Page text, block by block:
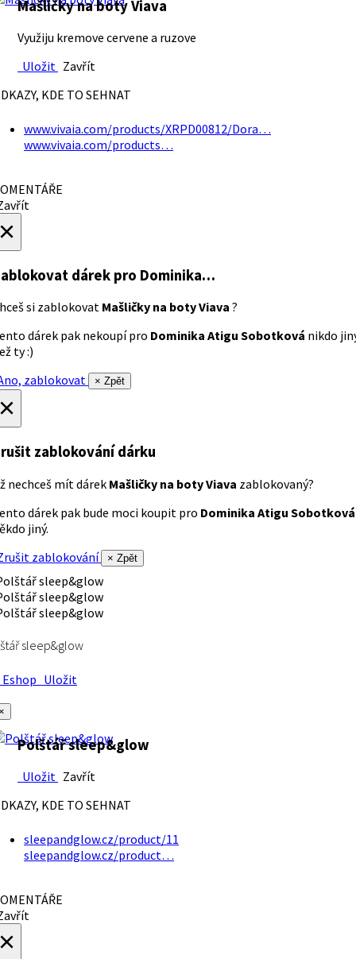
Mašličky na boty Viava
Využiju kremove cervene a ruzove
Uložit Zavřít
KDE TO SEHNAT
www.vivaia.com/products/XRPD00812/Dora…
www.vivaia.com/products…
dárek pro Dominika…
si zablokovat Mašličky na boty Viava ?
dárek pak nekoupí pro Dominika Atigu Sobotková nikdo
ty :)
zablokovat
× Zpět
zablokování dárku
nechceš mít dárek Mašličky na boty Viava zablokovaný?
dárek pak bude moci koupit pro Dominika Atigu Sobotková
jiný.
zablokování
× Zpět
sleep&glow
Uložit
Polštář sleep&glow
Uložit Zavřít
KDE TO SEHNAT
sleepandglow.cz/product/11
sleepandglow.cz/product…